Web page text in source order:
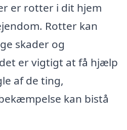
er rotter i dit hjem
Rotter kan
skader og
er vigtigt at få hjælp
af de ting,
kan bistå